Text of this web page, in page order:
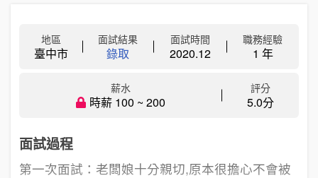
地區
臺中市
面試結果
錄取
面試時間
2020.12
職務經驗
1 年
薪水
時薪 100 ~ 200
評分
5.0分
面試過程
第一次面試：老闆娘十分親切,原本很擔心不會被